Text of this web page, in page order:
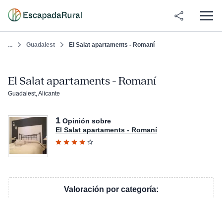
... Guadalest El Salat apartaments - Romaní
El Salat apartaments - Romaní
Guadalest, Alicante
1 Opinión sobre
El Salat apartaments - Romaní
Valoración por categoría: